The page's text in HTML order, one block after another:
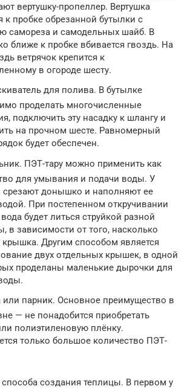
вертушку-пропеллер. Вертушка
к пробке обрезанной бутылки с
самореза и самодельных шайб. В
ближе к пробке вбивается гвоздь. На
ветрячок крепится к
в огороде шесту.
для полива. В бутылке
проделать многочисленные
подключить эту насадку к шлангу и
на прочном шесте. Равномерный
будет обеспечен.
ПЭТ-тару можно применить как
для умывания и подачи воды. У
срезают донышко и наполняют ее
При постепенном откручивании
будет литься струйкой разной
в зависимости от того, насколько
крышка. Другим способом является
двух отдельных крышек, в одной
проделаны маленькие дырочки для
или парник. Основное преимущество в
— не понадобится приобретать
полиэтиленовую плёнку.
только большое количество ПЭТ-
создания теплицы. В первом у